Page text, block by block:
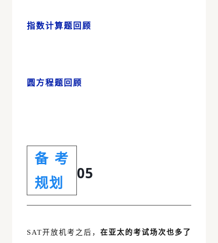
指数计算题回顾
圆方程题回顾
备考
规划
05
SAT开放机考之后， 在亚太的考试场次也多了